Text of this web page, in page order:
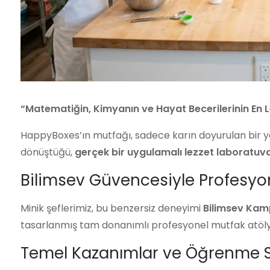
“Matematiğin, Kimyanın ve Hayat Becerilerinin En
HappyBoxes’ın mutfağı, sadece karın doyurulan
dönüştüğü, gerçek bir uygulamalı lezzet
Bilimsev Güvencesiyle
Minik şeflerimiz, bu benzersiz deneyimi Bilimsev
tasarlanmış tam donanımlı profesyonel mutfak
Temel Kazanımlar ve Öğrenme